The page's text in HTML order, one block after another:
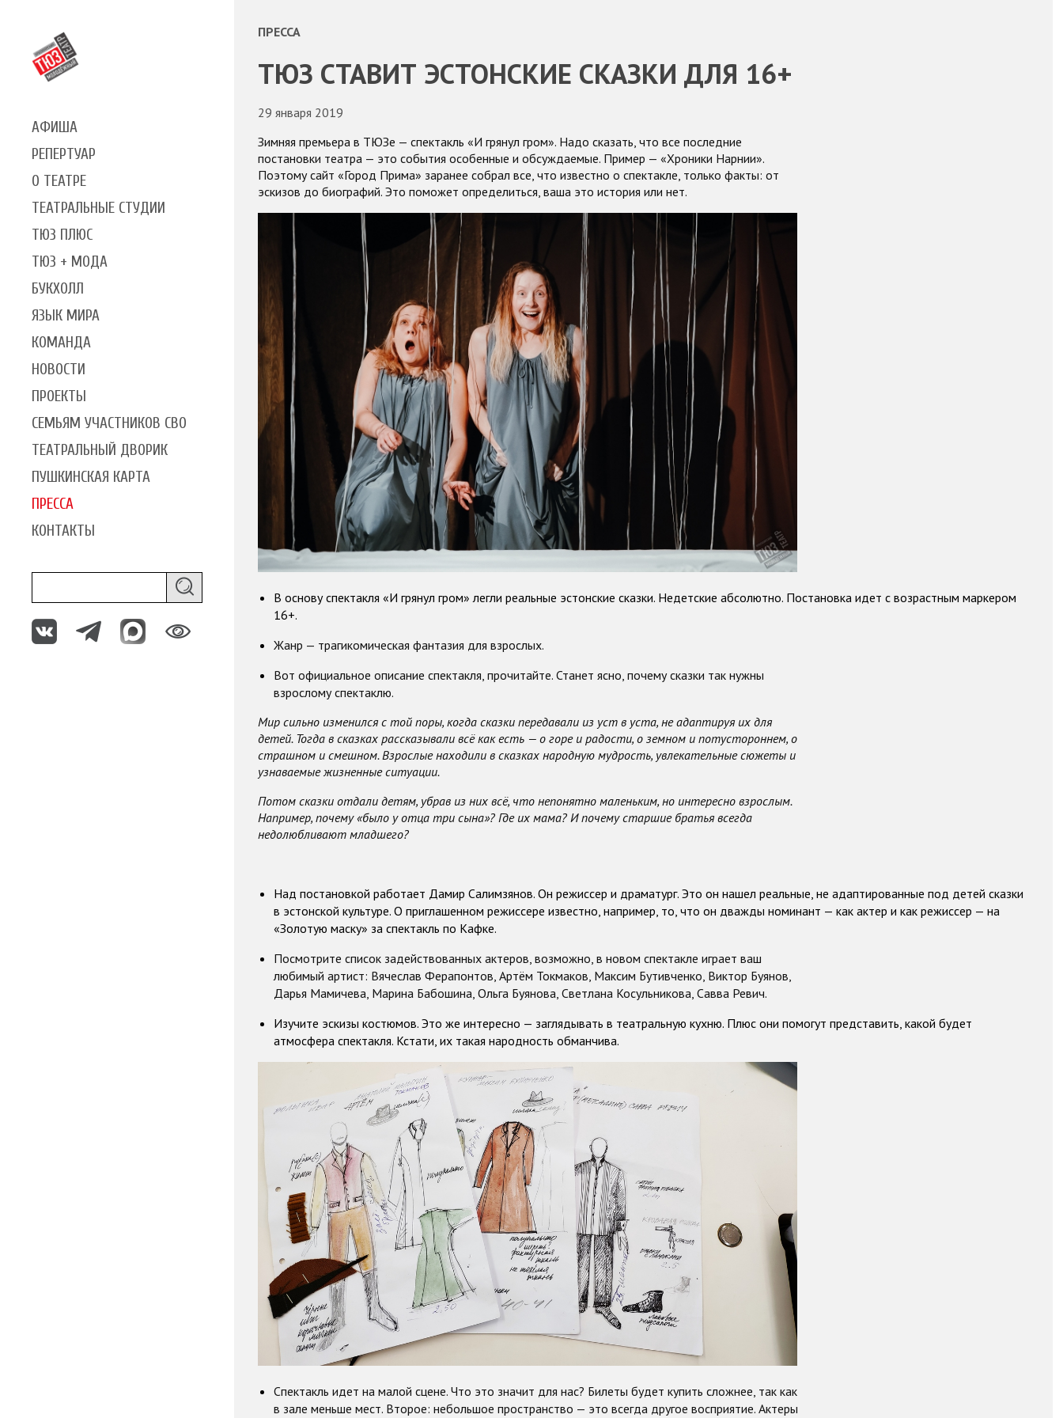
АФИША
РЕПЕРТУАР
О ТЕАТРЕ
ТЕАТРАЛЬНЫЕ СТУДИИ
ТЮЗ ПЛЮС
ТЮЗ + МОДА
БУКХОЛЛ
ЯЗЫК МИРА
КОМАНДА
НОВОСТИ
ПРОЕКТЫ
СЕМЬЯМ УЧАСТНИКОВ СВО
ТЕАТРАЛЬНЫЙ ДВОРИК
ПУШКИНСКАЯ КАРТА
ПРЕССА
КОНТАКТЫ
ПРЕССА
ТЮЗ СТАВИТ ЭСТОНСКИЕ СКАЗКИ ДЛЯ 16+
29 января 2019
Зимняя премьера в ТЮЗе — спектакль «И грянул гром». Надо сказать, что все последние
постановки театра — это события особенные и обсуждаемые. Пример — «Хроники Нарнии».
Поэтому сайт «Город Прима» заранее собрал все, что известно о спектакле, только факты: от
эскизов до биографий. Это поможет определиться, ваша это история или нет.
В основу спектакля «И грянул гром» легли реальные эстонские сказки. Недетские абсолютно. Постановка идет с возрастным маркером
16+.
Жанр — трагикомическая фантазия для взрослых.
Вот официальное описание спектакля, прочитайте. Станет ясно, почему сказки так нужны
взрослому спектаклю.
Мир сильно изменился с той поры, когда сказки передавали из уст в уста, не адаптируя их для
детей. Тогда в сказках рассказывали всё как есть — о горе и радости, о земном и потустороннем, о
страшном и смешном. Взрослые находили в сказках народную мудрость, увлекательные сюжеты и
узнаваемые жизненные ситуации.
Потом сказки отдали детям, убрав из них всё, что непонятно маленьким, но интересно взрослым.
Например, почему «было у отца три сына»? Где их мама? И почему старшие братья всегда
недолюбливают младшего?
Над постановкой работает Дамир Салимзянов. Он режиссер и драматург. Это он нашел реальные, не адаптированные под детей сказки
в эстонской культуре. О приглашенном режиссере известно, например, то, что он дважды номинант — как актер и как режиссер — на
«Золотую маску» за спектакль по Кафке.
Посмотрите список задействованных актеров, возможно, в новом спектакле играет ваш
любимый артист: Вячеслав Ферапонтов, Артём Токмаков, Максим Бутивченко, Виктор Буянов,
Дарья Мамичева, Марина Бабошина, Ольга Буянова, Светлана Косульникова, Савва Ревич.
Изучите эскизы костюмов.Это же интересно — заглядывать в театральную кухню. Плюс они помогут представить, какой будет
атмосфера спектакля. Кстати, их такая народность обманчива.
Спектакль идет на малой сцене. Что это значит для нас? Билеты будет купить сложнее, так как
в зале меньше мест. Второе: небольшое пространство — это всегда другое восприятие. Актеры